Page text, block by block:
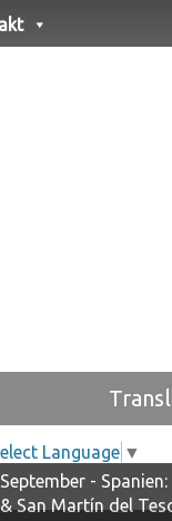
Language ▼
September -
& San Martín del